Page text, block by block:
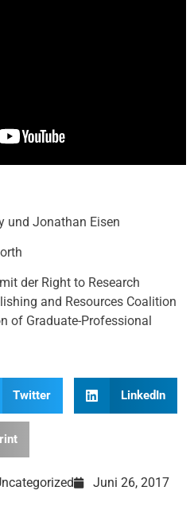
und Jonathan Eisen
der Right to Research
and Resources Coalition
of Graduate-Professional
Twitter LinkedIn
Juni 26, 2017